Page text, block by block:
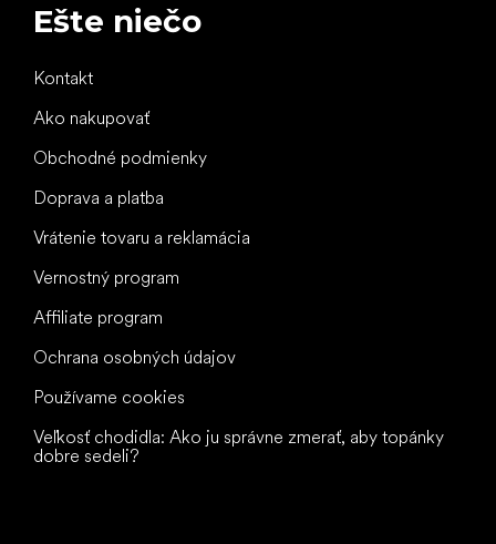
Ešte niečo
Kontakt
Ako nakupovať
Obchodné podmienky
Doprava a platba
Vrátenie tovaru a reklamácia
Vernostný program
Affiliate program
Ochrana osobných údajov
Používame cookies
Veľkosť chodidla: Ako ju správne zmerať, aby topánky
dobre sedeli?